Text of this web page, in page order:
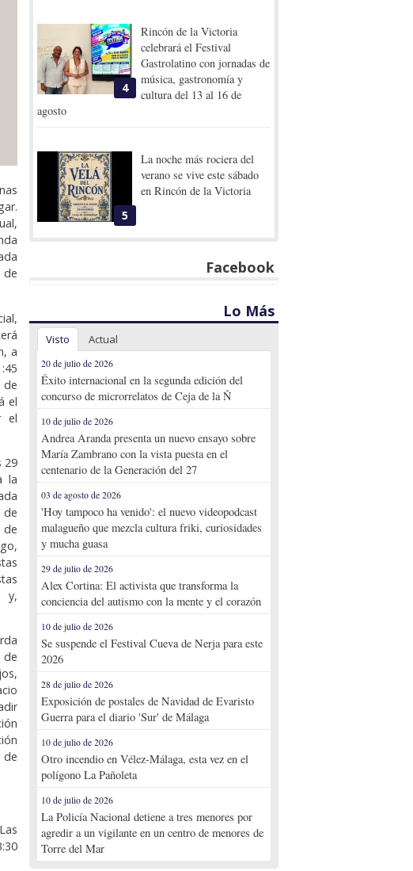
de
a
de
el
el
29
la
de
y,
de
de
4
Rincón de la Victoria
celebrará el Festival
Gastrolatino con jornadas de
música, gastronomía y
cultura del 13 al 16 de
agosto
5
La noche más rociera del
verano se vive este sábado
en Rincón de la Victoria
Facebook
Lo Más
Visto Actual
20 de julio de 2026
Éxito internacional en la segunda edición del
concurso de microrrelatos de Ceja de la Ñ
10 de julio de 2026
Andrea Aranda presenta un nuevo ensayo sobre
María Zambrano con la vista puesta en el
centenario de la Generación del 27
03 de agosto de 2026
'Hoy tampoco ha venido': el nuevo videopodcast
malagueño que mezcla cultura friki, curiosidades
y mucha guasa
29 de julio de 2026
Alex Cortina: El activista que transforma la
conciencia del autismo con la mente y el corazón
10 de julio de 2026
Se suspende el Festival Cueva de Nerja para este
2026
28 de julio de 2026
Exposición de postales de Navidad de Evaristo
Guerra para el diario 'Sur' de Málaga
10 de julio de 2026
Otro incendio en Vélez-Málaga, esta vez en el
polígono La Pañoleta
10 de julio de 2026
La Policía Nacional detiene a tres menores por
agredir a un vigilante en un centro de menores de
Torre del Mar